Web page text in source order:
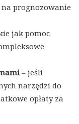
na prognozowanie
jak pomoc
– jeśli
narzędzi do
opłaty za